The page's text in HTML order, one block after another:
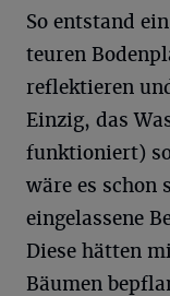
So entstand
teuren
reflektieren
Einzig, das
funktioniert)
wäre es schon
eingelassene
Diese hätten
Bäumen